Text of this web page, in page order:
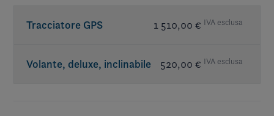
Tracciatore GPS 1 510,00 € IVA esclusa
Volante, deluxe, inclinabile 520,00 € IVA esclusa